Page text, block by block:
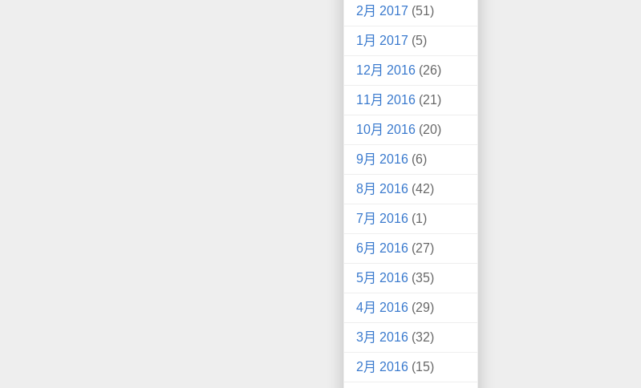
2月 2017 (51)
1月 2017 (5)
12月 2016 (26)
11月 2016 (21)
10月 2016 (20)
9月 2016 (6)
8月 2016 (42)
7月 2016 (1)
6月 2016 (27)
5月 2016 (35)
4月 2016 (29)
3月 2016 (32)
2月 2016 (15)